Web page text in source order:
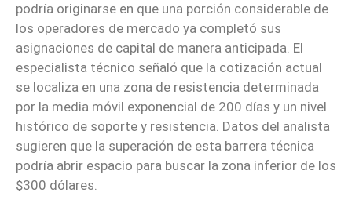
podría originarse en que una porción considerable de
los operadores de mercado ya completó sus
asignaciones de capital de manera anticipada. El
especialista técnico señaló que la cotización actual
se localiza en una zona de resistencia determinada
por la media móvil exponencial de 200 días y un nivel
histórico de soporte y resistencia. Datos del analista
sugieren que la superación de esta barrera técnica
podría abrir espacio para buscar la zona inferior de los
$300 dólares.